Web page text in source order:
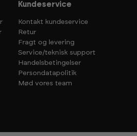
Kundeservice
Kontakt kundeservice
Retur
Fragt og levering
Service/teknisk support
Handelsbetingelser
Persondatapolitik
Mød vores team